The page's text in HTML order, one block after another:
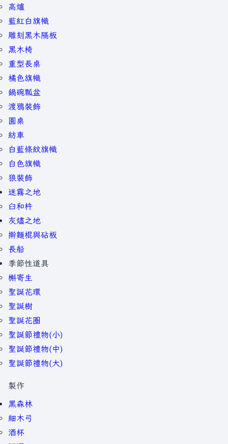
高爐
藍紅白旗幟
雕刻黑木隔板
黑木椅
重型長桌
橘色旗幟
鍋碗瓢盆
渡鴉裝飾
圓桌
紡車
白藍條紋旗幟
白色旗幟
狼裝飾
迷霧之地
臼和杵
灰燼之地
擀麵棍與砧板
長船
季節性道具
槲寄生
聖誕花環
聖誕樹
聖誕花圈
聖誕節禮物(小)
聖誕節禮物(中)
聖誕節禮物(大)
製作
黑森林
細木弓
酒杯